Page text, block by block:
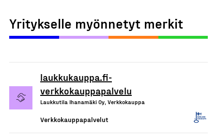
Yritykselle myönnetyt merkit
laukkukauppa.fi-
verkkokauppapalvelu
Laukkutila Ihanamäki Oy, Verkkokauppa
Verkkokauppapalvelut